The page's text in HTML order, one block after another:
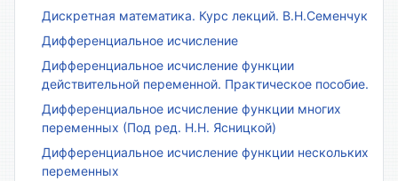
Дискретная математика. Курс лекций. В.Н.Семенчук
Дифференциальное исчисление
Дифференциальное исчисление функции
действительной переменной. Практическое пособие.
Дифференциальное исчисление функции многих
переменных (Под ред. Н.Н. Ясницкой)
Дифференциальное исчисление функции нескольких
переменных